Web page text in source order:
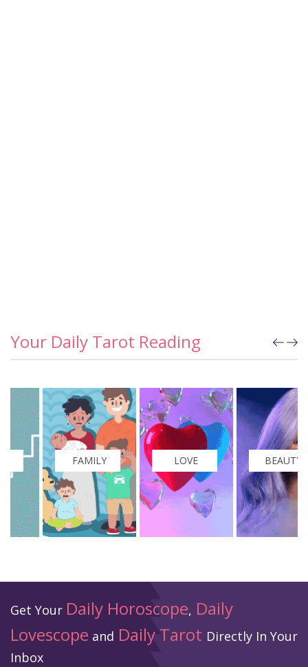
Your Daily Tarot Reading
FAMILY LOVE BEAUTY
Get Your Daily Horoscope, Daily
Lovescope and Daily Tarot Directly In Your
Inbox